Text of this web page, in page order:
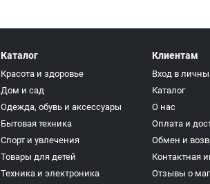
Каталог
Красота и здоровье
Дом и сад
Одежда, обувь и аксессуары
Бытовая техника
Спорт и увлечения
Товары для детей
Техника и электроника
Клиентам
Вход в
Каталог
О нас
Оплата и
Обмен и
Контактная
Отзывы о